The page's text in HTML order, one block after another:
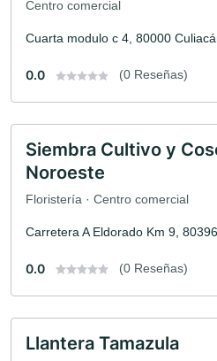
Centro comercial
Cuarta modulo c 4, 80000
0.0 (0 Reseñas)
Siembra Cultivo y
Noroeste
Floristería · Centro comercial
Carretera A Eldorado Km 9,
0.0 (0 Reseñas)
Llantera Tamazula